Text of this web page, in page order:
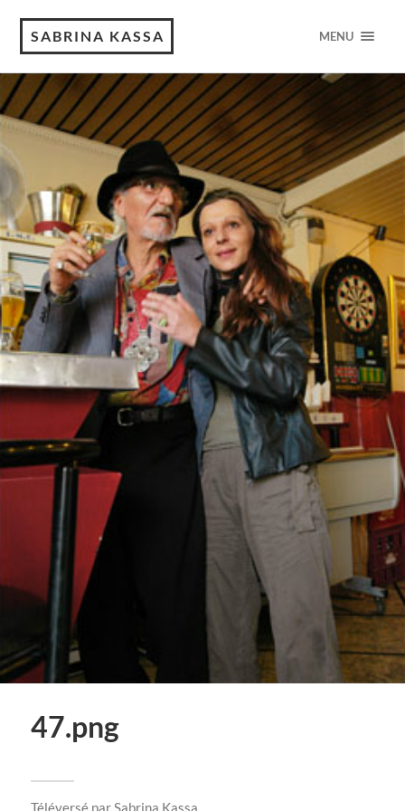
SABRINA KASSA MENU
47.png
Téléversé par Sabrina Kassa